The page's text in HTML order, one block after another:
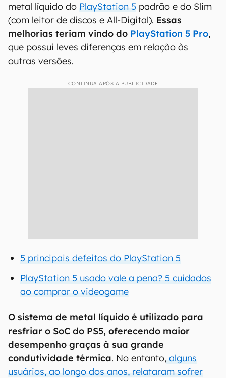
metal líquido do PlayStation 5 padrão e do Slim
(com leitor de discos e All-Digital). Essas
melhorias teriam vindo do PlayStation 5 Pro,
que possui leves diferenças em relação às
outras versões.
CONTINUA APÓS A PUBLICIDADE
5 principais defeitos do PlayStation 5
PlayStation 5 usado vale a pena? 5 cuidados
ao comprar o videogame
O sistema de metal líquido é utilizado para
resfriar o SoC do PS5, oferecendo maior
desempenho graças à sua grande
condutividade térmica. No entanto, alguns
usuários, ao longo dos anos, relataram sofrer